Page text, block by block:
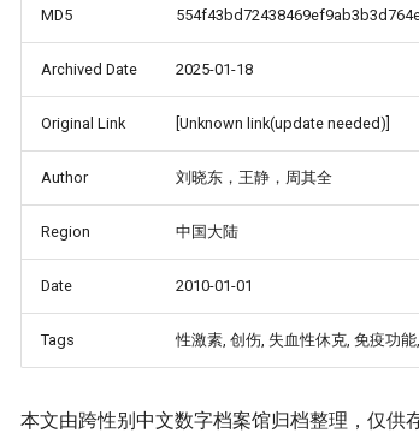
MD5
Archived Date 2025-01-18
Original Link [Unknown link(update needed)]
Author 刘晓东，王静，周其全
Region 中国大陆
Date 2010-01-01
Tags 性激素, 创伤, 失血性休克, 免疫功
本文由跨性别中文数字档案馆归档整理，仅供